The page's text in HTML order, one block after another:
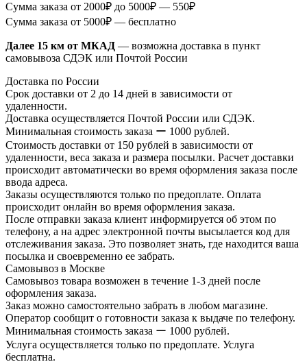
Сумма заказа от 2000₽ до 5000₽ — 550₽
Сумма заказа от 5000₽ — бесплатно
Далее 15 км от МКАД — возможна доставка в пункт
самовывоза СДЭК или Почтой России
Доставка по России
Срок доставки от 2 до 14 дней в зависимости от
удаленности.
Доставка осуществляется Почтой России или СДЭК.
Минимальная стоимость заказа ー 1000 рублей.
Стоимость доставки от 150 рублей в зависимости от
удаленности, веса заказа и размера посылки. Расчет доставки
происходит автоматически во время оформления заказа после
ввода адреса.
Заказы осуществляются только по предоплате. Оплата
происходит онлайн во время оформления заказа.
После отправки заказа клиент информируется об этом по
телефону, а на адрес электронной почты высылается код для
отслеживания заказа. Это позволяет знать, где находится ваша
посылка и своевременно ее забрать.
Самовывоз в Москве
Самовывоз товара возможен в течение 1-3 дней после
оформления заказа.
Заказ можно самостоятельно забрать в любом магазине.
Оператор сообщит о готовности заказа к выдаче по телефону.
Минимальная стоимость заказа ー 1000 рублей.
Услуга осуществляется только по предоплате. Услуга
бесплатна.